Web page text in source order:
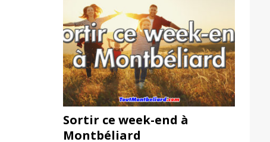
Sortir ce week-end à
Montbéliard